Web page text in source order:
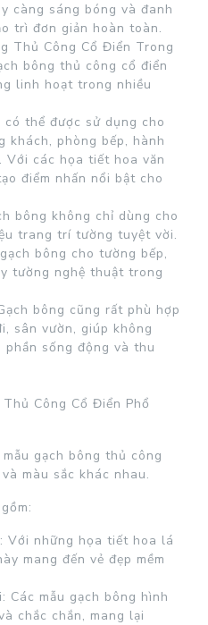
càng sáng bóng và đanh
trì đơn giản hoàn toàn.
Thủ Công Cổ Điển Trong
bông thủ công cổ điển
linh hoạt trong nhiều
có thể được sử dụng cho
khách, phòng bếp, hành
Với các họa tiết hoa văn
điểm nhấn nổi bật cho
bông không chỉ dùng cho
trang trí tường tuyệt vời.
bông cho tường bếp,
tường nghệ thuật trong
bông cũng rất phù hợp
sân vườn, giúp không
sống động và thu
Công Cổ Điển Phổ
gạch bông thủ công
màu sắc khác nhau.
Với những họa tiết hoa lá
mang đến vẻ đẹp mềm
Các mẫu gạch bông hình
chắc chắn, mang lại